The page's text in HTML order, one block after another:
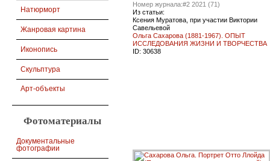
Натюрморт
Жанровая картина
Иконопись
Скульптура
Арт-объекты
Фотоматериалы
Документальные
фотографии
Номер журнала:#2 2021 (71)
Из статьи:
Ксения Муратова, при участии Виктории
Савельевой
Ольга Сахарова (1881-1967). ОПЫТ
ИССЛЕДОВАНИЯ ЖИЗНИ И ТВОРЧЕСТВА
ID: 30638